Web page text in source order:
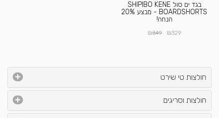
בגד ים סול SHIPIBO KENE
BOARDSHORTS - מבצע 20%
הנחה!
₪329
₪349
חולצות טי שירט
חולצות וסריגים